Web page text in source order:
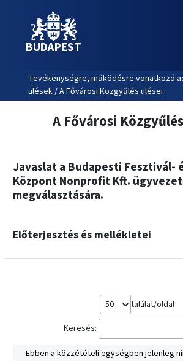
BUDAPEST
Tevékenységre, működésre vonatkozó
ülések / A Fővárosi Közgyűlés ülései
A Fővárosi
Javaslat a Budapesti Fesztivál-
Központ Nonprofit Kft.
megválasztására.
Előterjesztés és mellékletei
találat/oldal
Keresés:
Ebben a közzétételi egységben jelenleg